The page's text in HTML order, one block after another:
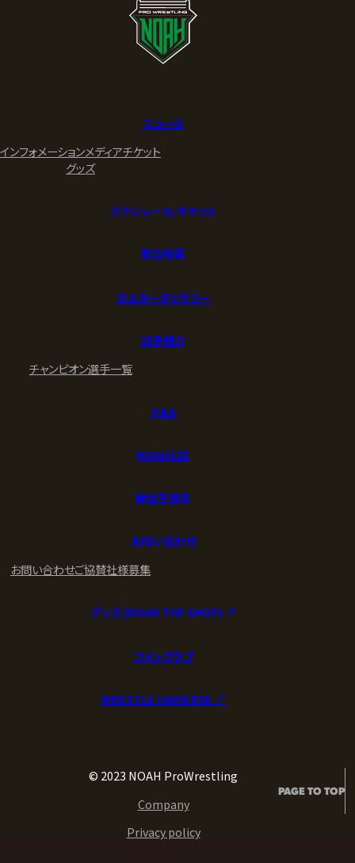
ニュース
インフォメーションメディアチケット
グッズ
スケジュール/チケット
試合結果
ポスターギャラリー
選手紹介
チャンピオン選手一覧
Q&A
NOAHとは
練習生募集
お問い合わせ
お問い合わせご協賛社様募集
グッズ (NOAH THE SHOP) ↗︎
ファンクラブ
WRESTLE UNIVERSE ↗︎
© 2023 NOAH ProWrestling
Company
Privacy policy
PAGE TO TOP